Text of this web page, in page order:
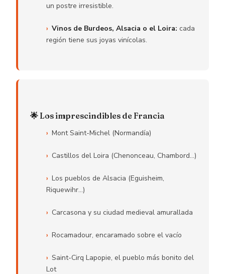
un postre irresistible.
Vinos de Burdeos, Alsacia o el Loira: cada
región tiene sus joyas vinícolas.
🌟 Los imprescindibles de Francia
Mont Saint-Michel (Normandía)
Castillos del Loira (Chenonceau, Chambord…)
Los pueblos de Alsacia (Eguisheim,
Riquewihr…)
Carcasona y su ciudad medieval amurallada
Rocamadour, encaramado sobre el vacío
Saint-Cirq Lapopie, el pueblo más bonito del
Lot